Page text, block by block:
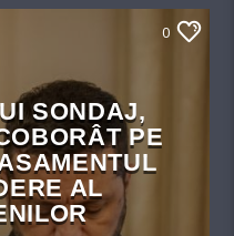
0
SONDAJ,
PE
AL